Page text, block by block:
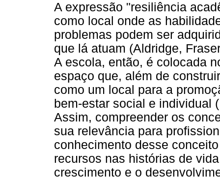
A expressão "resiliência
como local onde as
problemas podem ser
que lá atuam (Aldridge,
A escola, então, é colocada
espaço que, além de
como um local para a
bem-estar social e individual
Assim, compreender os
sua relevância para
conhecimento desse
recursos nas histórias de
crescimento e o